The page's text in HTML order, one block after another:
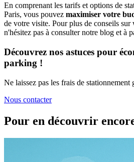
En comprenant les tarifs et options de
Paris, vous pouvez maximiser votre
de votre visite. Pour plus de conseils sur
n'hésitez pas à consulter notre blog et à
Découvrez nos astuces pour
parking !
Ne laissez pas les frais de stationnement
Nous contacter
Pour en découvrir